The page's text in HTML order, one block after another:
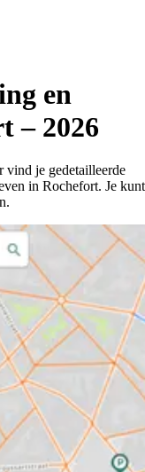
en
– 2026
vind je gedetailleerde
in Rochefort. Je kunt